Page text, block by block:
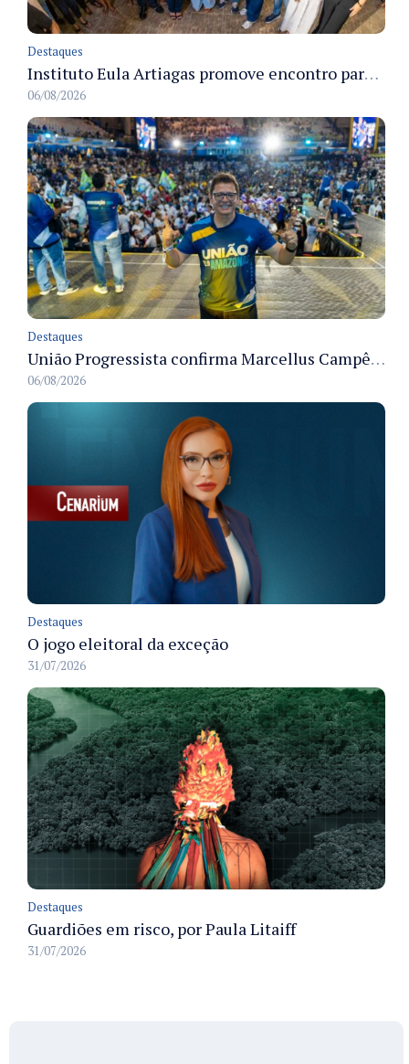
Destaques
Instituto Eula Artiagas promove encontro para discutir melhorias para o bairro Petrópolis
06/08/2026
Destaques
União Progressista confirma Marcellus Campêlo como candidato a deputado estadual
06/08/2026
Destaques
O jogo eleitoral da exceção
31/07/2026
Destaques
Guardiões em risco, por Paula Litaiff
31/07/2026